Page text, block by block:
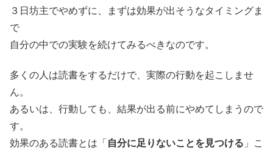
３日坊主でやめずに、まずは効果が出そうなタイミングま
で
自分の中での実験を続けてみるべきなのです。
多くの人は読書をするだけで、実際の行動を起こしませ
ん。
あるいは、行動しても、結果が出る前にやめてしまうので
す。
効果のある読書とは「 自分に足りないことを見つける 」こ